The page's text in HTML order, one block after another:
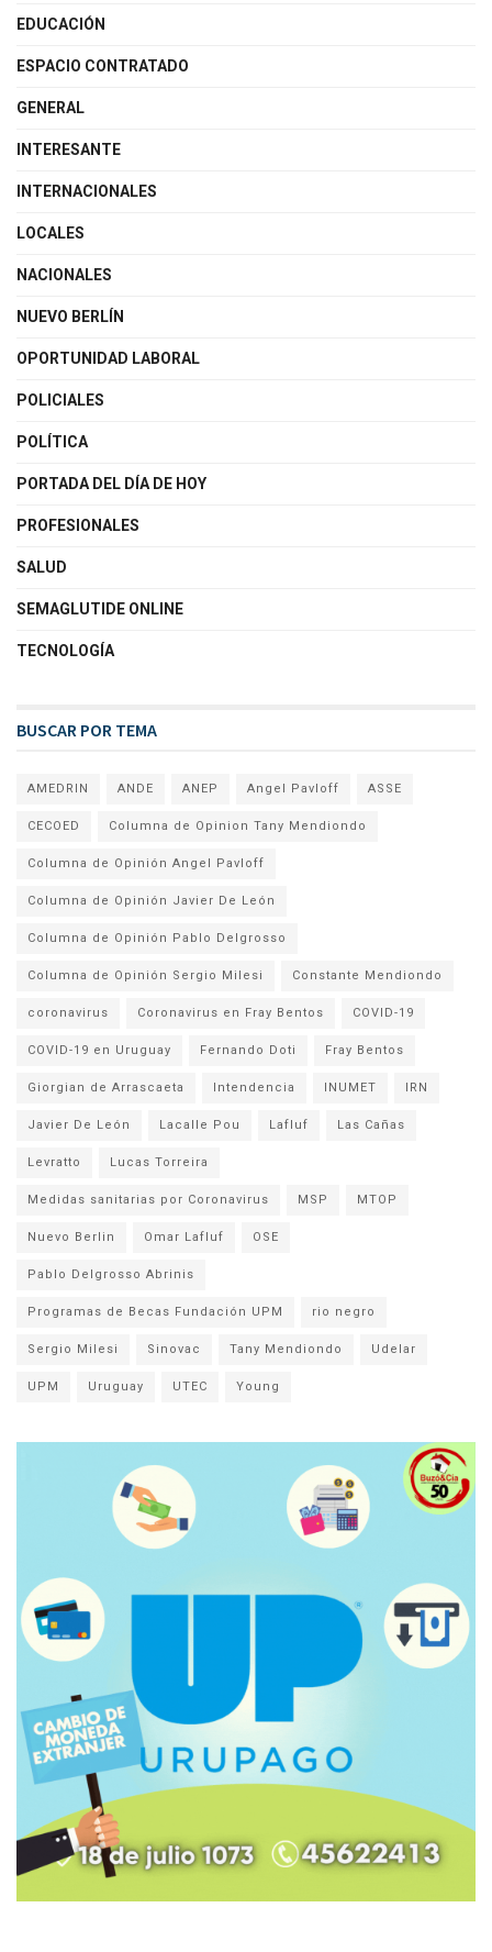
EDUCACIÓN
ESPACIO CONTRATADO
GENERAL
INTERESANTE
INTERNACIONALES
LOCALES
NACIONALES
NUEVO BERLÍN
OPORTUNIDAD LABORAL
POLICIALES
POLÍTICA
PORTADA DEL DÍA DE HOY
PROFESIONALES
SALUD
SEMAGLUTIDE ONLINE
TECNOLOGÍA
BUSCAR POR TEMA
AMEDRIN ANDE ANEP Angel Pavloff ASSE
CECOED Columna de Opinion Tany Mendiondo
Columna de Opinión Angel Pavloff
Columna de Opinión Javier De León
Columna de Opinión Pablo Delgrosso
Columna de Opinión Sergio Milesi Constante Mendiondo
coronavirus Coronavirus en Fray Bentos COVID-19
COVID-19 en Uruguay Fernando Doti Fray Bentos
Giorgian de Arrascaeta Intendencia INUMET IRN
Javier De León Lacalle Pou Lafluf Las Cañas
Levratto Lucas Torreira
Medidas sanitarias por Coronavirus MSP MTOP
Nuevo Berlin Omar Lafluf OSE
Pablo Delgrosso Abrinis
Programas de Becas Fundación UPM rio negro
Sergio Milesi Sinovac Tany Mendiondo Udelar
UPM Uruguay UTEC Young